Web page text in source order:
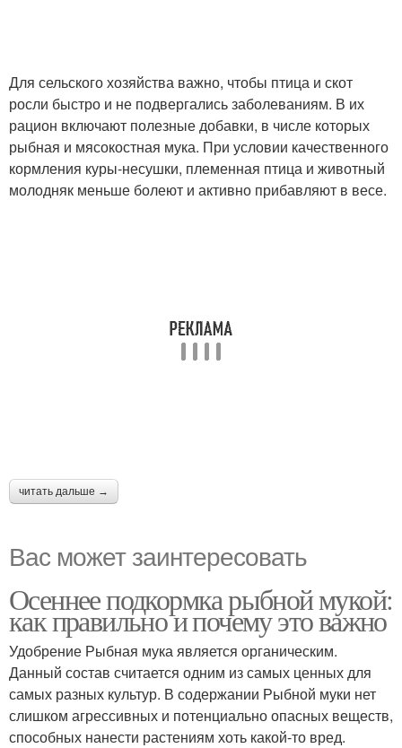
Для сельского хозяйства важно, чтобы птица и скот
росли быстро и не подвергались заболеваниям. В их
рацион включают полезные добавки, в числе которых
рыбная и мясокостная мука. При условии качественного
кормления куры-несушки, племенная птица и животный
молодняк меньше болеют и активно прибавляют в весе.
читать дальше →
Вас может заинтересовать
Осеннее подкормка рыбной мукой:
как правильно и почему это важно
Удобрение Рыбная мука является органическим.
Данный состав считается одним из самых ценных для
самых разных культур. В содержании Рыбной муки нет
слишком агрессивных и потенциально опасных веществ,
способных нанести растениям хоть какой-то вред.